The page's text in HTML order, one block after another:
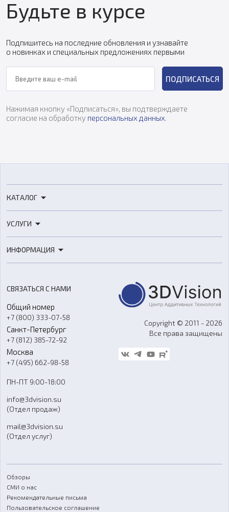
Будьте в курсе
Подпишитесь на последние обновления и узнавайте
о новинках и специальных предложениях первыми
ПОДПИСАТЬСЯ
Нажимая кнопку «Подписаться», вы подтверждаете
согласие на обработку персональных данных
КАТАЛОГ
3D-сканеры
Расходные материалы
Оборудование и материалы для вакуумного литья
Аксессуары и прочее оборудование
Программное обеспечение
УСЛУГИ
3D-моделирование
Ремонт и услуги
ИНФОРМАЦИЯ
О компании
Контакты
Гос. закупки
Стать дилером
Блог
FAQ
СВЯЗАТЬСЯ С НАМИ
Общий номер
+7 (800) 333-07-58
Санкт-Петербург
+7 (812) 385-72-92
Москва
+7 (495) 662-98-58
ПН-ПТ 9:00-18:00
info@3dvision.su
(Отдел продаж)
mail@3dvision.su
(Отдел услуг)
Copyright © 2011 - 2026
Все права защищены
Обзоры
СМИ о нас
Рекомендательные письма
Пользовательское соглашение